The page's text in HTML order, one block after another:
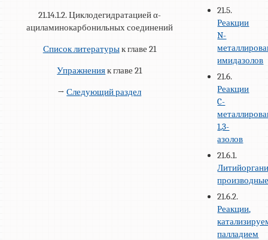
21.14.1.2. Циклодегидратацией α-
ациламинокарбонильных соединений
Список литературык главе 21
Упражненияк главе 21
→Следующий раздел
21.5.
Реакции
N-
имидазолов
21.6.
Реакции
C-
1,3-
азолов
21.6.1.
21.6.2.
Реакции,
палладием